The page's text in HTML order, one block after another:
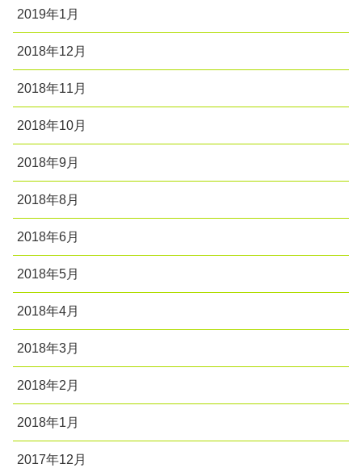
2019年1月
2018年12月
2018年11月
2018年10月
2018年9月
2018年8月
2018年6月
2018年5月
2018年4月
2018年3月
2018年2月
2018年1月
2017年12月